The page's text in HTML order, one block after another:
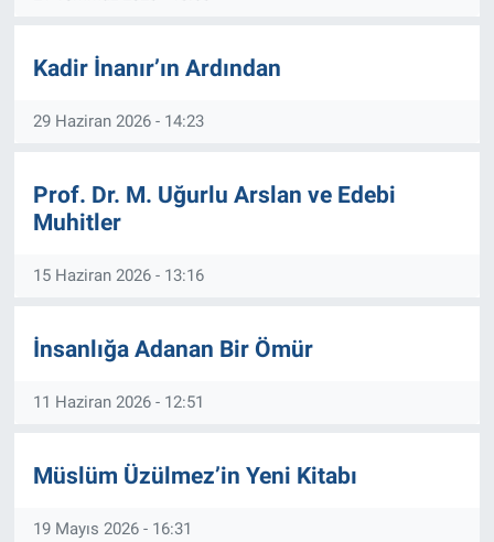
Kadir İnanır’ın Ardından
29 Haziran 2026 - 14:23
Prof. Dr. M. Uğurlu Arslan ve Edebi
Muhitler
15 Haziran 2026 - 13:16
İnsanlığa Adanan Bir Ömür
11 Haziran 2026 - 12:51
Müslüm Üzülmez’in Yeni Kitabı
19 Mayıs 2026 - 16:31
SAĞLIK
SPOR